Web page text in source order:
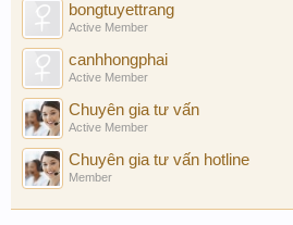
bongtuyettrang
Active Member
canhhongphai
Active Member
Chuyên gia tư vấn
Active Member
Chuyên gia tư vấn hotline
Member